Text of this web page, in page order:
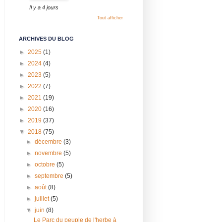
Il y a 4 jours
Tout afficher
ARCHIVES DU BLOG
► 2025 (1)
► 2024 (4)
► 2023 (5)
► 2022 (7)
► 2021 (19)
► 2020 (16)
► 2019 (37)
▼ 2018 (75)
►décembre(3)
►novembre(5)
►octobre(5)
►septembre(5)
►août(8)
►juillet(5)
▼juin(8)
Le Parc du peuple de l'herbe à